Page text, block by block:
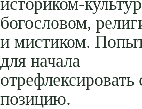
богословом,
и мистиком.
для начала
позицию.